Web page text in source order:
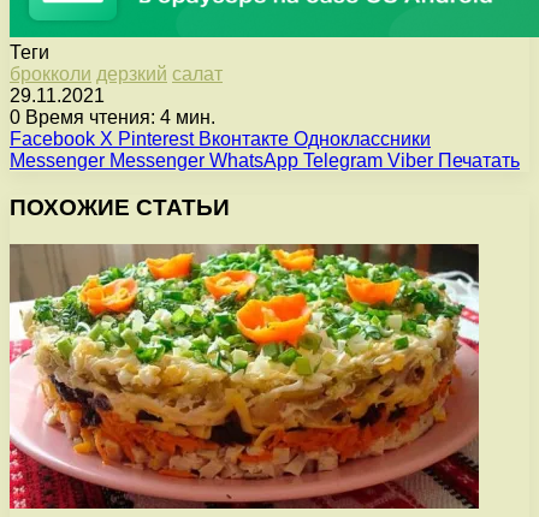
Теги
брокколи дерзкий салат
29.11.2021
0 Время чтения: 4 мин.
Facebook X Pinterest Вконтакте Одноклассники
Messenger Messenger WhatsApp Telegram Viber Печатать
ПОХОЖИЕ СТАТЬИ